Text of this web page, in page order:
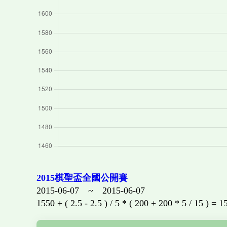
2015棋聖盃全國公開賽
2015-06-07 ~ 2015-06-07
1550 + ( 2.5 - 2.5 ) / 5 * ( 200 + 200 * 5 / 15 ) =